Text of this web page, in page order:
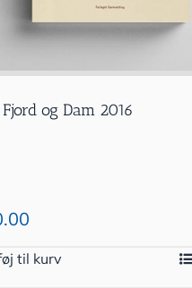
og Dam 2016
til kurv